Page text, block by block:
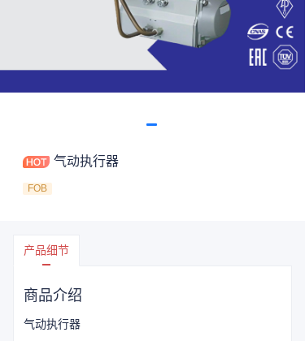
气动执行器
FOB
产品细节
商品介绍
气动执行器